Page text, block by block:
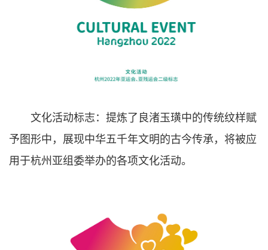
文化活动标志：提炼了良渚玉璜中的传统纹样赋
予图形中，展现中华五千年文明的古今传承，将被应
用于杭州亚组委举办的各项文化活动。